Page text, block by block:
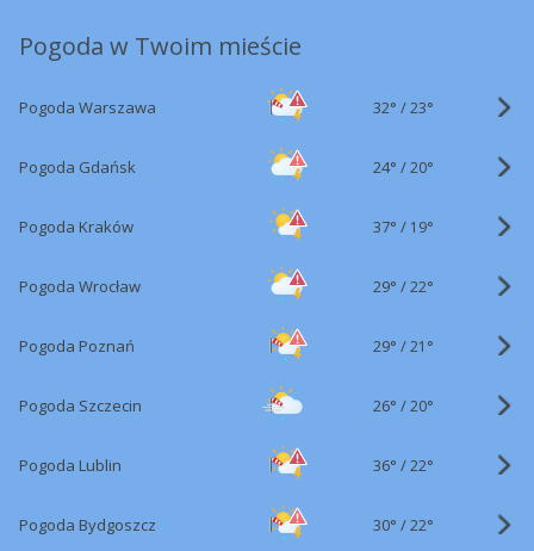
Pogoda w Twoim mieście
Pogoda Warszawa 32° /23°
Pogoda Gdańsk 24° /20°
Pogoda Kraków 37° / 19°
Pogoda Wrocław 29° /22°
Pogoda Poznań 29° /21°
Pogoda Szczecin 26° /20°
Pogoda Lublin 36° /22°
Pogoda Bydgoszcz 30° /22°